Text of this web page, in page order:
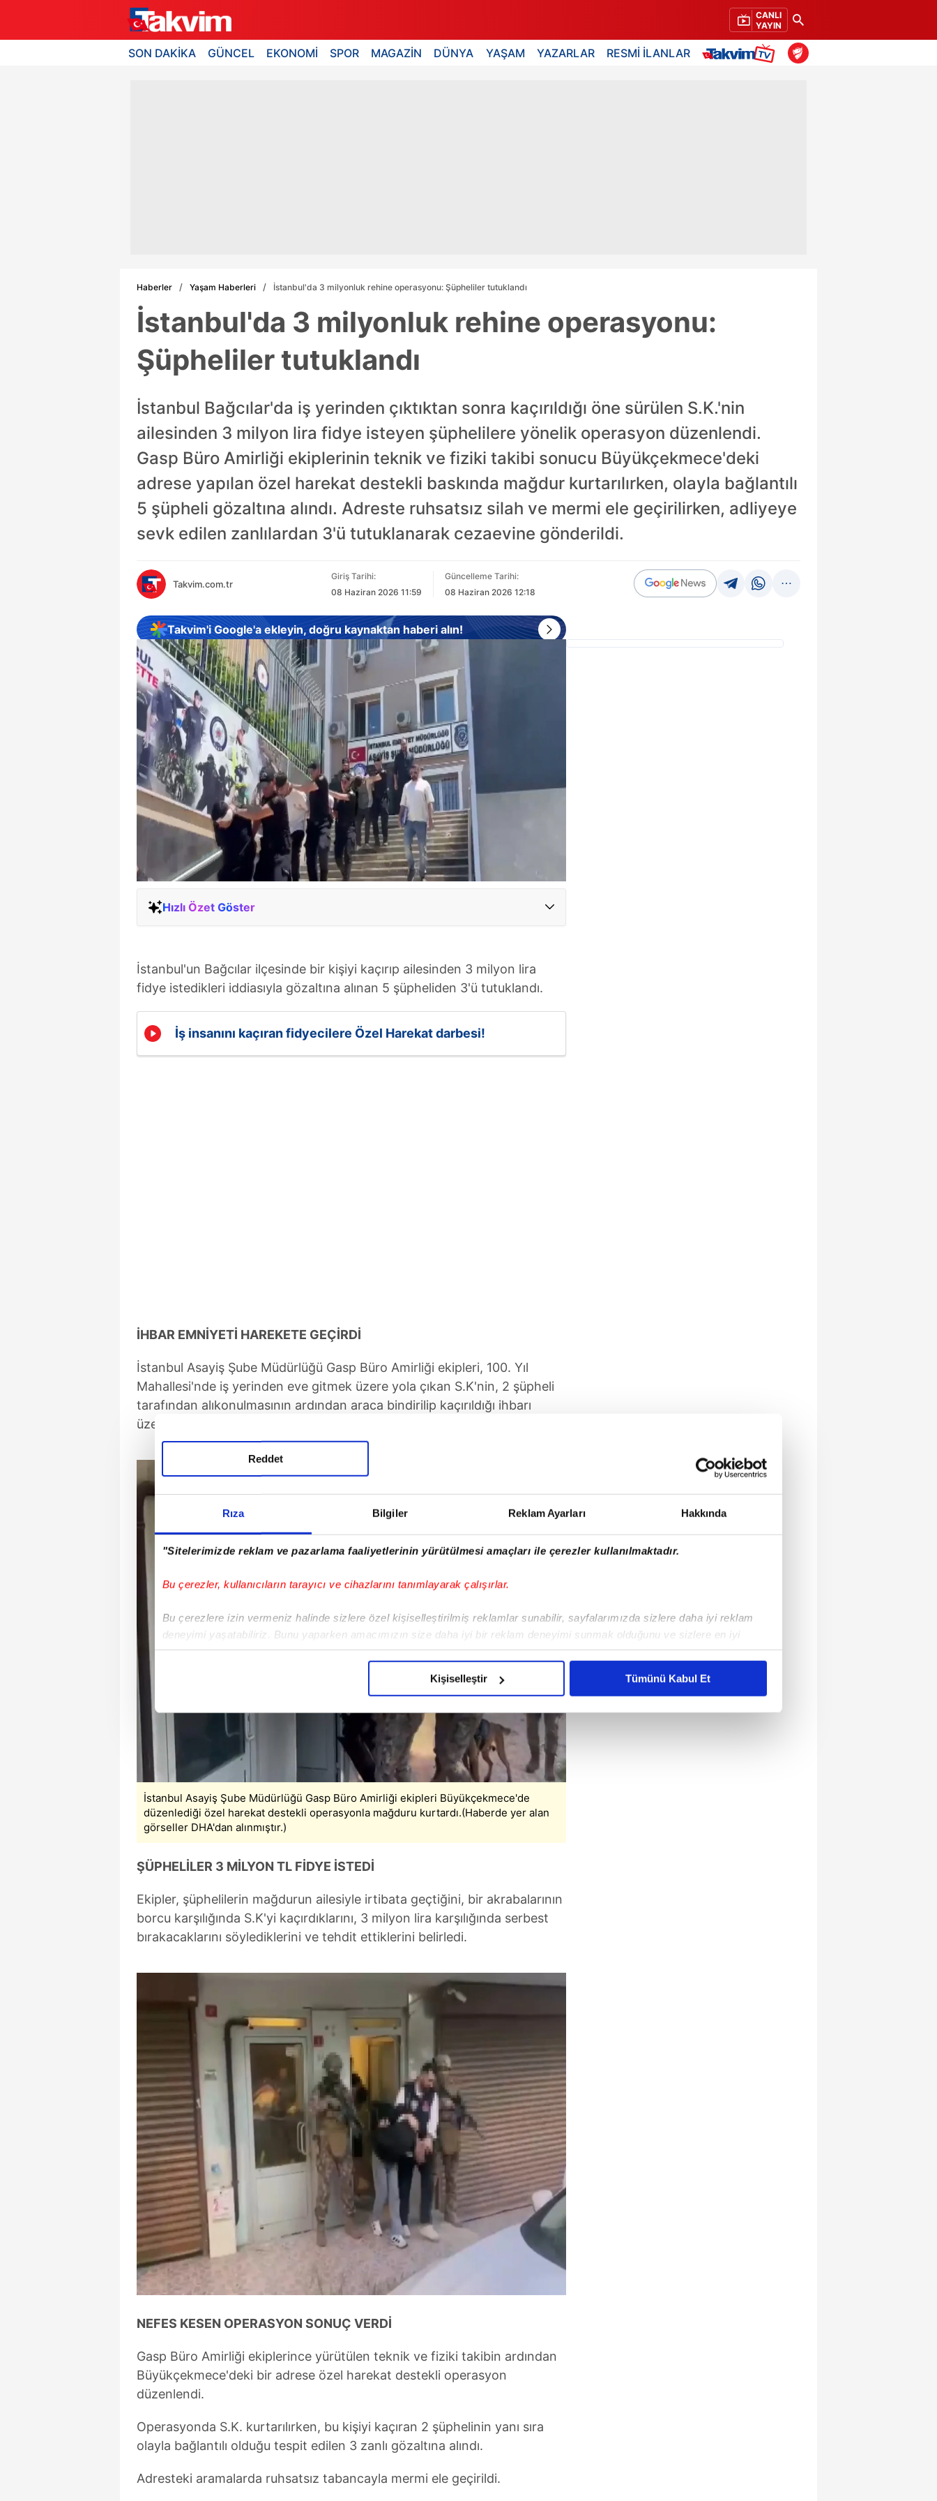
Rıza Bilgiler Reklam Ayarları Hakkında
"Sitelerimizde reklam ve pazarlama faaliyetlerinin yürütülmesi amaçları ile çerezler kullanılmaktadır.
Bu çerezler, kullanıcıların tarayıcı ve cihazlarını tanımlayarak çalışırlar.
Bu çerezlere izin vermeniz halinde sizlere özel kişiselleştirilmiş reklamlar sunabilir, sayfalarımızda sizlere daha iyi reklam
deneyimi yaşatabiliriz. Bunu yaparken amacımızın size daha iyi bir reklam deneyimi sunmak olduğunu ve sizlere en iyi
içerikleri sunabilmek adına elimizden gelen çabayı gösterdiğimizi ve bu noktada, reklamların maliyetlerimizi karşılamak
Sizlere daha iyi bir hizmet sunabilmek için İnternet Sitemizde kendimize ve üçüncü kişilere ait çerezler kullanılmaktadır. Bu
çerezler vasıtasıyla çeşitli kişisel verileriniz işlenmekte olup gerekli olan çerezler bilgi toplumu hizmetlerinin sunulması
amacıyla kullanılmaktadır. Diğer çerezler, sitemizin daha işlevsel kılınması ve kişiselleştirilmesi ve sizlere yönelik
reklam/pazarlama faaliyetlerinin yapılması, amaçlarıyla sınırlı olarak açık rızanız dahilinde kullanılacaktır.
Çerezlere ilişkin tercihlerinizi aşağıda yer alan panel vasıtasıyla belirleyebilirsiniz. Çerezlere ilişkin detaylı bilgi için Ayarlar
butonuna tıklayabilir,Çerez Bilgilendirme Metnimizi
6698 sayılı Kişisel Verilerin Korunması Kanunu uyarınca hazırlanmış Aydınlatma Metnimizi okumak ve sitemizde ilgili
Reddet
Kişiselleştir Tümünü Kabul Et
CANLI
YAYIN
SON DAKİKA GÜNCEL EKONOMİ SPOR MAGAZİN DÜNYA YAŞAM YAZARLAR RESMİ İLANLAR
Haberler Yaşam Haberleri İstanbul'da 3 milyonluk rehine operasyonu: Şüpheliler tutuklandı
İstanbul'da 3 milyonluk rehine operasyonu:
Şüpheliler tutuklandı
İstanbul Bağcılar'da iş yerinden çıktıktan sonra kaçırıldığı öne sürülen S.K.'nin
ailesinden 3 milyon lira fidye isteyen şüphelilere yönelik operasyon düzenlendi.
Gasp Büro Amirliği ekiplerinin teknik ve fiziki takibi sonucu Büyükçekmece'deki
adrese yapılan özel harekat destekli baskında mağdur kurtarılırken, olayla bağlantılı
5 şüpheli gözaltına alındı. Adreste ruhsatsız silah ve mermi ele geçirilirken, adliyeye
sevk edilen zanlılardan 3'ü tutuklanarak cezaevine gönderildi.
Takvim.com.tr
Giriş Tarihi:
08 Haziran 2026 11:59
Güncelleme Tarihi:
08 Haziran 2026 12:18
Takvim'i Google'a ekleyin, doğru kaynaktan haberi alın!
Hızlı Özet Göster
İstanbul'un Bağcılar ilçesinde bir kişiyi kaçırıp ailesinden 3 milyon lira
fidye istedikleri iddiasıyla gözaltına alınan 5 şüpheliden 3'ü tutuklandı.
İş insanını kaçıran fidyecilere Özel Harekat darbesi!
İHBAR EMNİYETİ HAREKETE GEÇİRDİ
İstanbul Asayiş Şube Müdürlüğü Gasp Büro Amirliği ekipleri, 100. Yıl
Mahallesi'nde iş yerinden eve gitmek üzere yola çıkan S.K'nin, 2 şüpheli
tarafından alıkonulmasının ardından araca bindirilip kaçırıldığı ihbarı
üzerine çalışma yaptı.
İstanbul Asayiş Şube Müdürlüğü Gasp Büro Amirliği ekipleri Büyükçekmece'de
düzenlediği özel harekat destekli operasyonla mağduru kurtardı.(Haberde yer alan
görseller DHA'dan alınmıştır.)
ŞÜPHELİLER 3 MİLYON TL FİDYE İSTEDİ
Ekipler, şüphelilerin mağdurun ailesiyle irtibata geçtiğini, bir akrabalarının
borcu karşılığında S.K'yi kaçırdıklarını, 3 milyon lira karşılığında serbest
bırakacaklarını söylediklerini ve tehdit ettiklerini belirledi.
NEFES KESEN OPERASYON SONUÇ VERDİ
Gasp Büro Amirliği ekiplerince yürütülen teknik ve fiziki takibin ardından
Büyükçekmece'deki bir adrese özel harekat destekli operasyon
düzenlendi.
Operasyonda S.K. kurtarılırken, bu kişiyi kaçıran 2 şüphelinin yanı sıra
olayla bağlantılı olduğu tespit edilen 3 zanlı gözaltına alındı.
Adresteki aramalarda ruhsatsız tabancayla mermi ele geçirildi.